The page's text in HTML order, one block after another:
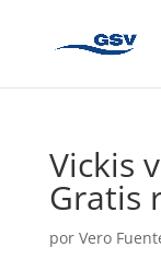
Vickis
Gratis
por Vero